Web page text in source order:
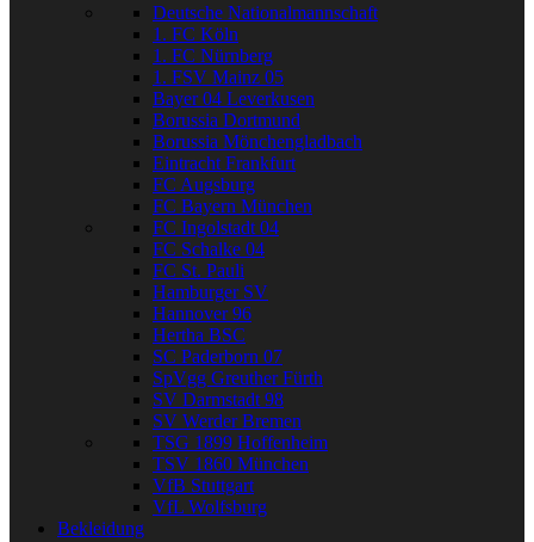
Deutsche Nationalmannschaft
1. FC Köln
1. FC Nürnberg
1. FSV Mainz 05
Bayer 04 Leverkusen
Borussia Dortmund
Borussia Mönchengladbach
Eintracht Frankfurt
FC Augsburg
FC Bayern München
FC Ingolstadt 04
FC Schalke 04
FC St. Pauli
Hamburger SV
Hannover 96
Hertha BSC
SC Paderborn 07
SpVgg Greuther Fürth
SV Darmstadt 98
SV Werder Bremen
TSG 1899 Hoffenheim
TSV 1860 München
VfB Stuttgart
VfL Wolfsburg
Bekleidung